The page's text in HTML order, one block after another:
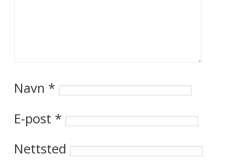
Navn *
E-post *
Nettsted